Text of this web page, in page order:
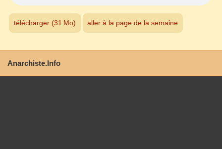
télécharger (31 Mo) aller à la page de la semaine
Anarchiste.Info